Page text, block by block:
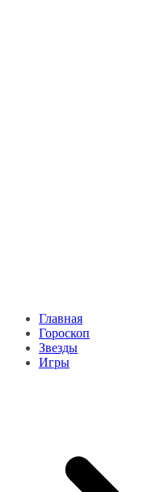
Главная
Гороскоп
Звезды
Игры